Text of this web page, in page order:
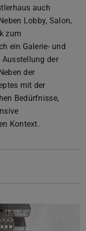
auch
Lobby, Salon,
zum
ein Galerie- und
der
der
mit der
Bedürfnisse,
Kontext.